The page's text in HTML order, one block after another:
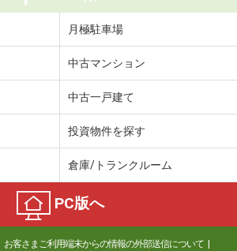
月極駐車場
中古マンション
中古一戸建て
投資物件を探す
倉庫/トランクルーム
PC版へ
お客さまご利用端末からの情報の外部送信について